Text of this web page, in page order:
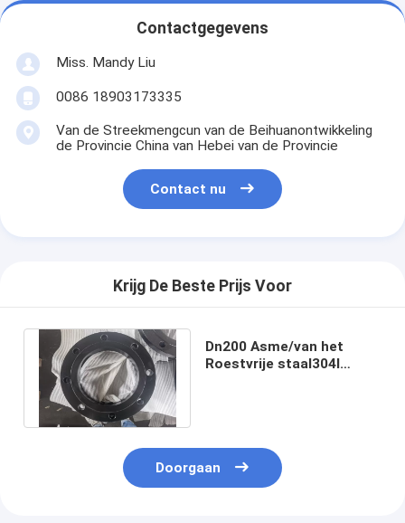
Contactgegevens
Miss. Mandy Liu
0086 18903173335
Van de Streekmengcun van de Beihuanontwikkeling
de Provincie China van Hebei van de Provincie
Contact nu
Krijg De Beste Prijs Voor
Dn200 Asme/van het
Roestvrije staal304l
Doorgaan